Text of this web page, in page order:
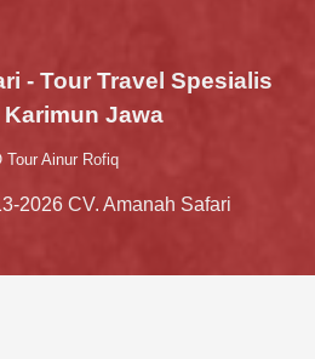
- Tour Travel Spesialis
Karimun Jawa
Tour Ainur Rofiq
2026 CV. Amanah Safari